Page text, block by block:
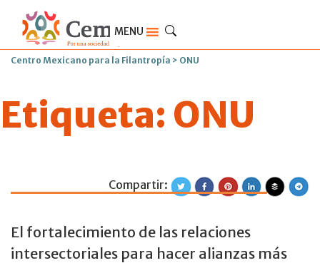
MENU
Centro Mexicano para la Filantropía > ONU
Etiqueta: ONU
A cuatro meses
Compartir:
El fortalecimiento de las relaciones
intersectoriales para hacer alianzas más